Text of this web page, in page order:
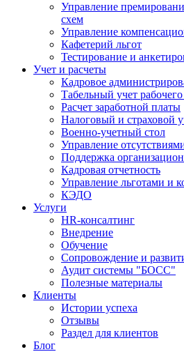
Управление
схем
Управление
Кафетерий льгот
Тестирование и
Учет и расчеты
Кадровое
Табельный учет
Расчет заработной платы
Налоговый и страховой
Военно-учетный стол
Управление
Поддержка
Кадровая отчетность
Управление льготами и
КЭДО
Услуги
HR-консалтинг
Внедрение
Обучение
Сопровождение и
Аудит системы "БОСС"
Полезные материалы
Клиенты
Истории успеха
Отзывы
Раздел для клиентов
Блог